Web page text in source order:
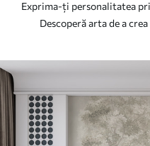
Exprima-ți personalitatea
Descoperă arta de a